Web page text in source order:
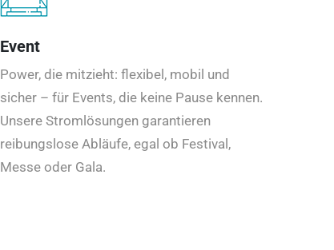
Event
Power, die mitzieht: flexibel, mobil und
sicher – für Events, die keine Pause kennen.
Unsere Stromlösungen garantieren
reibungslose Abläufe, egal ob Festival,
Messe oder Gala.